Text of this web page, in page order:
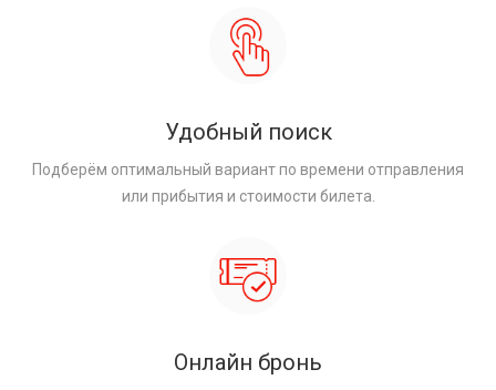
Удобный поиск
Подберём оптимальный вариант по времени отправления
или прибытия и стоимости билета.
Онлайн бронь